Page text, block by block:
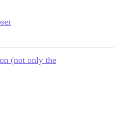
(not only the